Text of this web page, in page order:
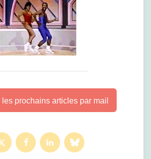
prochains articles par mail